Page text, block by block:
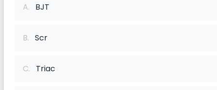
A. BJT
B. Scr
C. Triac